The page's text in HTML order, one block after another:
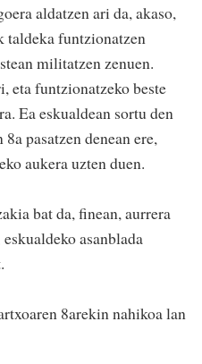
aldatzen ari da, akaso,
taldeka funtzionatzen
militatzen zenuen.
eta funtzionatzeko beste
Ea eskualdean sortu den
pasatzen denean ere,
aukera uzten duen.
bat da, finean, aurrera
asanblada
8arekin nahikoa lan